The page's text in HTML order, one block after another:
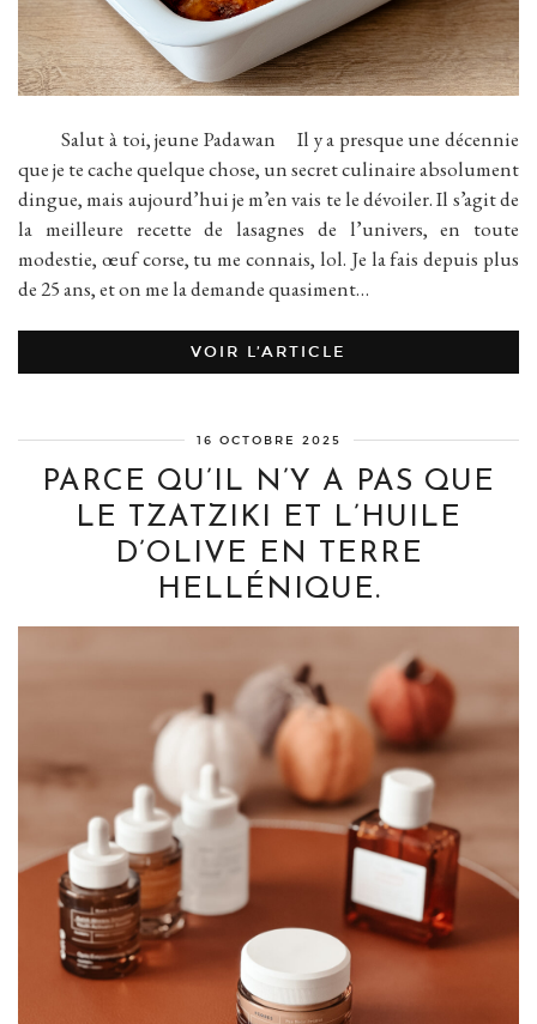
Salut à toi, jeune Padawan Il y a presque une décennie
que je te cache quelque chose, un secret culinaire absolument
dingue, mais aujourd’hui je m’en vais te le dévoiler. Il s’agit de
la meilleure recette de lasagnes de l’univers, en toute
modestie, œuf corse, tu me connais, lol. Je la fais depuis plus
de 25 ans, et on me la demande quasiment…
VOIR L’ARTICLE
16 OCTOBRE 2025
PARCE QU’IL N’Y A PAS QUE
LE TZATZIKI ET L’HUILE
D’OLIVE EN TERRE
HELLÉNIQUE.